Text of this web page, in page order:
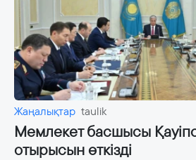
Жаңалықтар taulik
Мемлекет басшысы
отырысын өткізді